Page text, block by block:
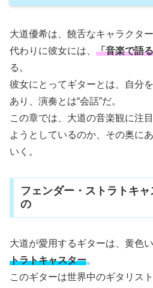
大道優希は、饒舌なキャラクタ
代わりに彼女には、 「音楽で語
る。
彼女にとってギターとは、自分
あり、演奏とは“会話”だ。
この章では、大道の音楽観に注
ようとしているのか、その奥に
いく。
フェンダー・ストラトキ
の
大道が愛用するギターは、黄色
トラトキャスター。
このギターは世界中のギタリス